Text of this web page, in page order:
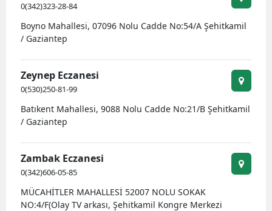
0(342)323-28-84
Boyno Mahallesi, 07096 Nolu Cadde No:54/A Şehitkamil
/ Gaziantep
Zeynep Eczanesi
0(530)250-81-99
Batıkent Mahallesi, 9088 Nolu Cadde No:21/B Şehitkamil
/ Gaziantep
Zambak Eczanesi
0(342)606-05-85
MÜCAHİTLER MAHALLESİ 52007 NOLU SOKAK
NO:4/F(Olay TV arkası, Şehitkamil Kongre Merkezi